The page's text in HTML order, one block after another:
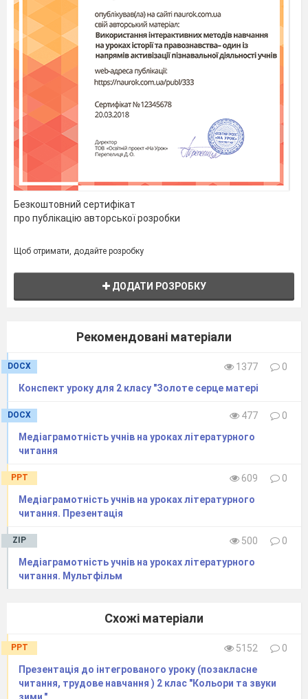
Безкоштовний сертифікат
про публікацію авторської розробки
Щоб отримати, додайте розробку
ДОДАТИ РОЗРОБКУ
Рекомендовані матеріали
DOCX 1377
0
Конспект уроку для 2 класу "Золоте серце матері
DOCX 477
0
Медіаграмотність учнів на уроках літературного
читання
PPT 609
0
Медіаграмотність учнів на уроках літературного
читання. Презентація
ZIP 500
0
Медіаграмотність учнів на уроках літературного
читання. Мультфільм
Схожі матеріали
PPT 5152
0
Презентація до інтегрованого уроку (позакласне
читання, трудове навчання ) 2 клас "Кольори та звуки